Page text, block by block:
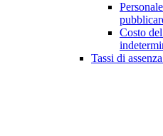
Costo
Tassi di assenza